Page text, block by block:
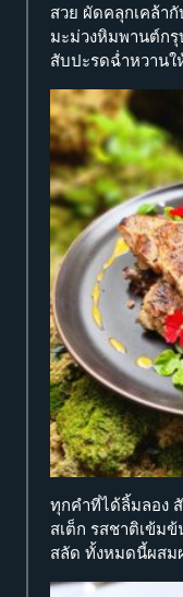
สวย ผัดคลุกเคล้า
มะม่วงหิมพานต์กรุ
สับปะรดฉ่ำหวาน
ทุกคำที่ได้ลิ้มลอง
สเต็ก รสชาติเข้ม
สลัด ทั้งหมดนี้ผสม